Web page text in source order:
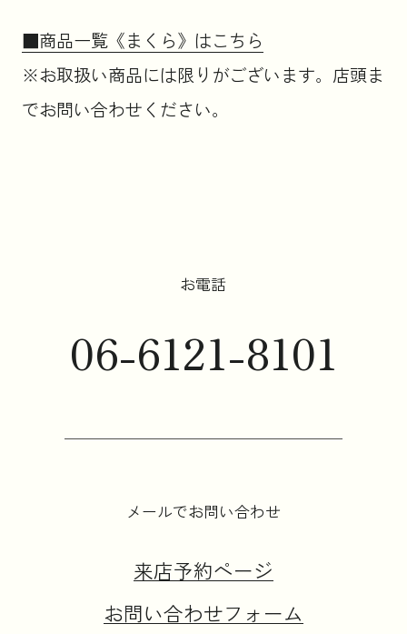
■商品一覧《まくら》はこちら
※お取扱い商品には限りがございます。店頭ま
でお問い合わせください。
お電話
06-6121-8101
メールでお問い合わせ
来店予約ページ
お問い合わせフォーム